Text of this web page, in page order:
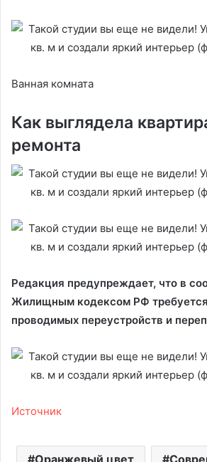
Ванная комната
Как выглядела
ремонта
Редакция предупреждает, что в
Жилищным кодексом РФ требуется
проводимых переустройств и
Источник